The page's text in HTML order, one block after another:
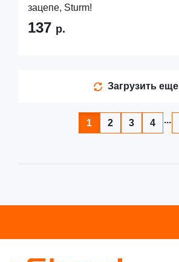
зацепе, Sturm!
137 р.
Загрузить еще
1 2 3 4 ...